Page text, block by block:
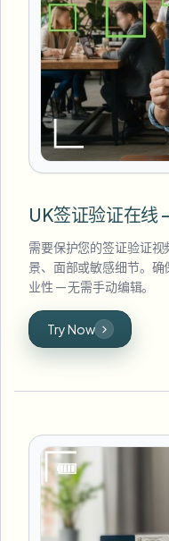
UK签证验证在线
需要保护您的签证验证
景、面部或敏感细节。
业性 — 无需手动编辑。
Try Now